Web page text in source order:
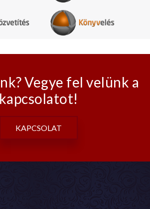
Vegye fel velünk a
kapcsolatot!
KAPCSOLAT